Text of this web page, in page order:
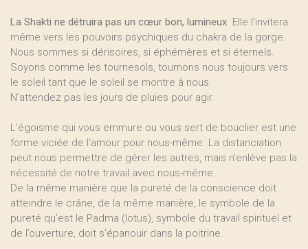
La Shakti ne détruira pas un cœur bon, lumineux. Elle l’invitera
même vers les pouvoirs psychiques du chakra de la gorge.
Nous sommes si dérisoires, si éphémères et si éternels.
Soyons comme les tournesols, tournons nous toujours vers
le soleil tant que le soleil se montre à nous.
N’attendez pas les jours de pluies pour agir.
L’égoïsme qui vous emmure ou vous sert de bouclier est une
forme viciée de l’amour pour nous-même. La distanciation
peut nous permettre de gérer les autres, mais n’enlève pas la
nécessité de notre travail avec nous-même.
De la même manière que la pureté de la conscience doit
atteindre le crâne, de la même manière, le symbole de la
pureté qu’est le Padma (lotus), symbole du travail spirituel et
de l’ouverture, doit s’épanouir dans la poitrine.